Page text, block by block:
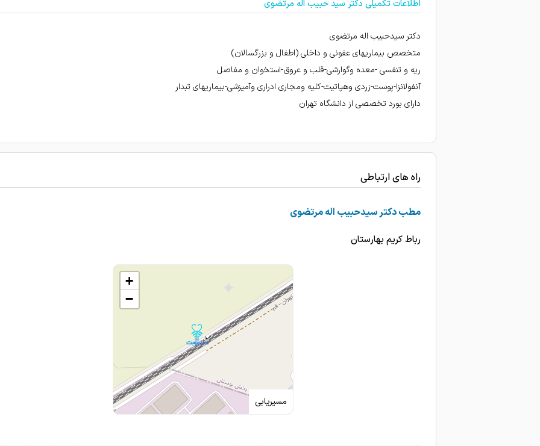
بسیار خوب و راضی هستم‌
پزشک بسیار ماهر و با اخلاق هستن.کاملا مسلط جراحی انجام دادن خیلی راضی بودم از کارشون محیط کاملا بهداشتی و
پیشنهاد میکنم برای ایمپلنت مراجعه کنید اصلا معطلی نداشتم درد نداشتم خیلی خوب بود همه چیز.
من سالها معده درد داشتم و خیلی دکتر رفته بودم ولی نتیجه ای نداشت اما ایشون با یک نسخه درمانم کردند همیشه
ب ایشون مراجعه کنید
اطلاعات تکمیلی دکتر سید حبیب اله مرتضوی
دکتر سیدحبیب اله مرتضوی
متخصص بیماریهای عفونی و داخلی (اطفال و بزرگسالان)
ریه و تنفسی -معده وگوارشی-قلب و عروق-استخوان و مفاصل
آنفولانزا-پوست-زردی وهپاتیت-کلیه ومجاری ادراری وآمیزشی-بیماریهای تبدار
دارای بورد تخصصی از دانشگاه تهران
راه های ارتباطی
مطب دکتر سیدحبیب اله مرتضوی
رباط کریم بهارستان
مسیریابی
+
−